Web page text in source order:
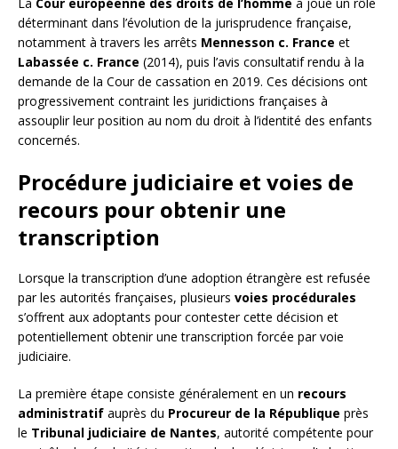
déterminant dans l’évolution de la jurisprudence française,
notamment à travers les arrêts Mennesson c. France et
Labassée c. France (2014), puis l’avis consultatif rendu à la
demande de la Cour de cassation en 2019. Ces décisions ont
progressivement contraint les juridictions françaises à
assouplir leur position au nom du droit à l’identité des enfants
concernés.
Procédure judiciaire et voies de
recours pour obtenir une
transcription
Lorsque la transcription d’une adoption étrangère est refusée
par les autorités françaises, plusieurs voies procédurales
s’offrent aux adoptants pour contester cette décision et
potentiellement obtenir une transcription forcée par voie
judiciaire.
La première étape consiste généralement en un recours
administratif auprès du Procureur de la République près
le Tribunal judiciaire de Nantes, autorité compétente pour